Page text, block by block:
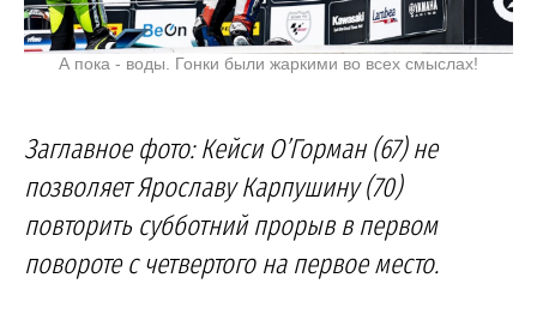
А пока - воды. Гонки были жаркими во всех смыслах!
Заглавное фото: Кейси О’Горман (67) не
позволяет Ярославу Карпушину (70)
повторить субботний прорыв в первом
повороте с четвертого на первое место.